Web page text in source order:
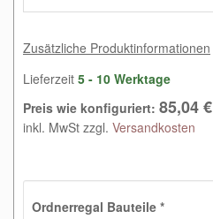
Zusätzliche Produktinformationen
Lieferzeit 5 - 10 Werktage
Preis wie konfiguriert: 85,04 €
inkl. MwSt zzgl. Versandkosten
Ordnerregal Bauteile *